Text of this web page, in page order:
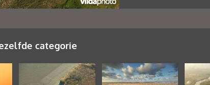
categorie